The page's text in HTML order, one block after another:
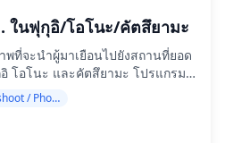
รชิโซบะพร้อมเครื่องดื่ม บริเวณ
รตระเวนบาร์แบบสบาย ๆ ใน
ะ อาหารทะเลสดใหม่ รวมถึงปูเอจิ
รล เข้ากันได้ดีกับสาเกท้องถิ่น
อโนะและคัตสึยามะ ร้านอิซากายะ
กฤษได้ แต่ด้วยไกด์ท้องถิ่น ท่าน
ในฟุกุอิ/โอโนะ/คัตสึยามะ
พที่จะนำผู้มาเยือนไปยังสถานที่ยอด
โอโนะ และคัตสึยามะ โปรแกรม
าพผู้ทรงคุณวุฒิ ซึ่งจะปรับให้เข้ากับ
บภาพองค์ประกอบที่เป็นธรรมชาติ
มที่สุด (โปรดแจ้งสถานที่ที่คุณ
Photoshoot / Photo tour